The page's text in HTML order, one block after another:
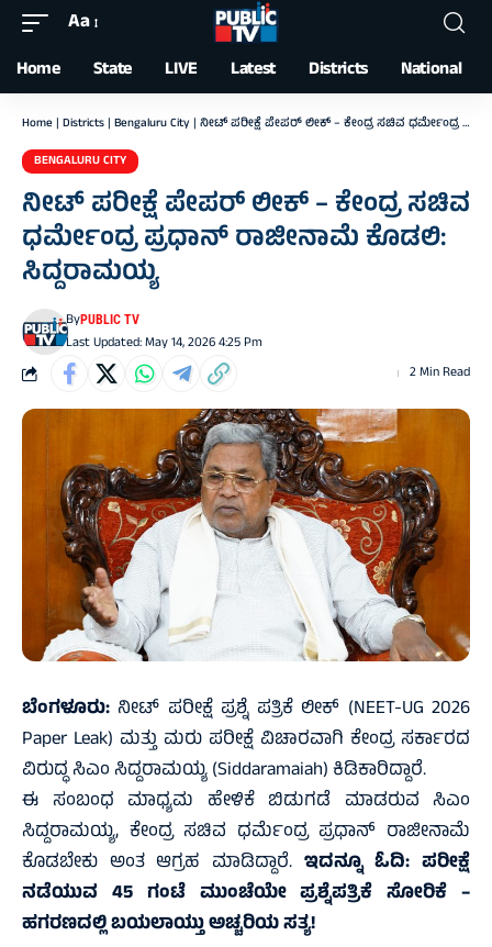
Font
Resizer
Aa
Home State LIVE Latest Districts National
Home | Districts | Bengaluru City | ನೀಟ್ ಪರೀಕ್ಷೆ ಪೇಪರ್ ಲೀಕ್ – ಕೇಂದ್ರ ಸಚಿವ ಧರ್ಮೇಂದ್ರ ಪ್ರಧಾನ್ ರಾಜೀನಾಮೆ ‌ಕೊಡಲಿ: ಸಿದ್ದರಾಮಯ್ಯ
BENGALURU CITY
ನೀಟ್ ಪರೀಕ್ಷೆ ಪೇಪರ್ ಲೀಕ್ – ಕೇಂದ್ರ ಸಚಿವ
ಧರ್ಮೇಂದ್ರ ಪ್ರಧಾನ್ ರಾಜೀನಾಮೆ ‌ಕೊಡಲಿ:
ಸಿದ್ದರಾಮಯ್ಯ
Last Updated: May 14, 2026 4:25 Pm
ByPUBLIC TV
2 Min Read
ಬೆಂಗಳೂರು: ನೀಟ್ ‌ಪರೀಕ್ಷೆ ಪ್ರಶ್ನೆ ಪತ್ರಿಕೆ ಲೀಕ್ (NEET-UG 2026
Paper Leak) ಮತ್ತು ಮರು ಪರೀಕ್ಷೆ ವಿಚಾರವಾಗಿ ಕೇಂದ್ರ ಸರ್ಕಾರದ
ವಿರುದ್ಧ ಸಿಎಂ ಸಿದ್ದರಾಮಯ್ಯ (Siddaramaiah) ಕಿಡಿಕಾರಿದ್ದಾರೆ.
ಈ ಸಂಬಂಧ ಮಾಧ್ಯಮ ಹೇಳಿಕೆ ಬಿಡುಗಡೆ ‌ಮಾಡರುವ ಸಿಎಂ
ಸಿದ್ದರಾಮಯ್ಯ, ಕೇಂದ್ರ ಸಚಿವ ಧರ್ಮೆಂದ್ರ ಪ್ರಧಾನ್ ರಾಜೀನಾಮೆ
ಕೊಡಬೇಕು ಅಂತ ಆಗ್ರಹ ಮಾಡಿದ್ದಾರೆ‌. ಇದನ್ನೂ ಓದಿ:ಪರೀಕ್ಷೆ
ನಡೆಯುವ 45 ಗಂಟೆ ಮುಂಚೆಯೇ ಪ್ರಶ್ನೆಪತ್ರಿಕೆ ಸೋರಿಕೆ –
ಹಗರಣದಲ್ಲಿ ಬಯಲಾಯ್ತು ಅಚ್ಚರಿಯ ಸತ್ಯ!